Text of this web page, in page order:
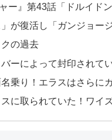
ー』第43話「ドルイドン
が復活し「ガンジョー
の過去
ーによって封印されて
乗り！エラスはさらに
に取られていた！ワイ